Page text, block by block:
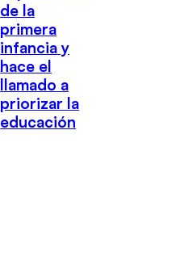
de la
primera
infancia y
hace el
llamado a
priorizar la
educación